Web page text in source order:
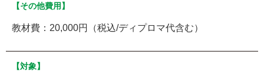
【その他費用】
教材費：20,000円（税込/ディプロマ代含む）
【対象】